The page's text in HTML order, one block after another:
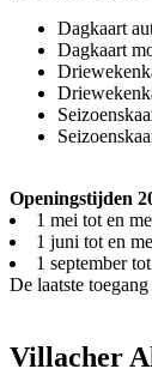
Dagkaart
Dagkaart
Openingstijden
1 mei tot en
1 juni tot en
1 september
De laatste
Villacher